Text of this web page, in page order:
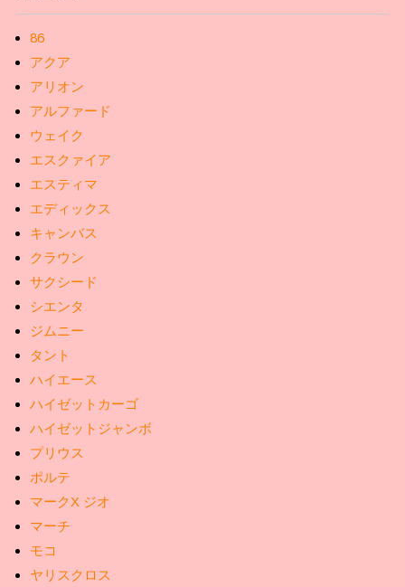
86
アクア
アリオン
アルファード
ウェイク
エスクァイア
エスティマ
エディックス
キャンバス
クラウン
サクシード
シエンタ
ジムニー
タント
ハイエース
ハイゼットカーゴ
ハイゼットジャンボ
プリウス
ポルテ
マークX ジオ
マーチ
モコ
ヤリスクロス